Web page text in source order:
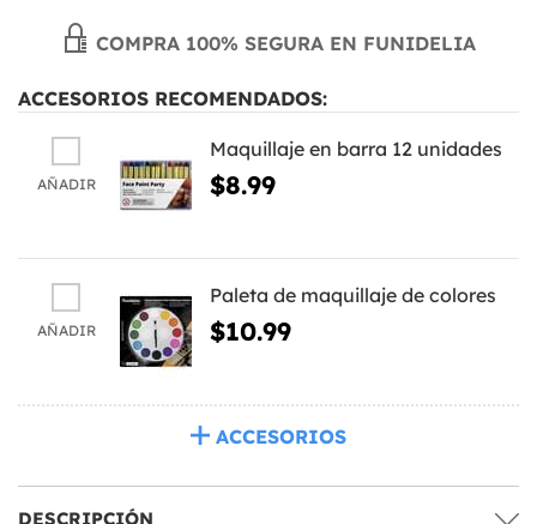
COMPRA 100% SEGURA EN FUNIDELIA
ACCESORIOS RECOMENDADOS:
AÑADIR
Maquillaje en barra 12 unidades
$8.99
AÑADIR
Paleta de maquillaje de colores
$10.99
ACCESORIOS
DESCRIPCIÓN